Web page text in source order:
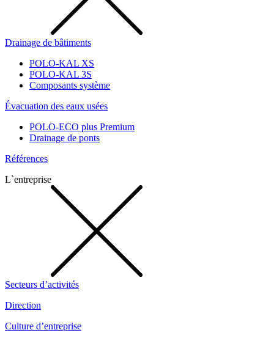
Drainage de bâtiments
POLO-KAL XS
POLO-KAL 3S
Composants système
Évacuation des eaux usées
POLO-ECO plus Premium
Drainage de ponts
Références
L`entreprise
Secteurs d’activités
Direction
Culture d’entreprise